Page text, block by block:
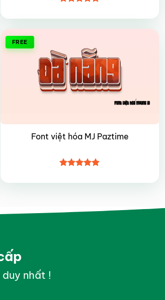
hạng55
FREE
Font việt hóa MJ Paztime
hạng4.85
nhất !